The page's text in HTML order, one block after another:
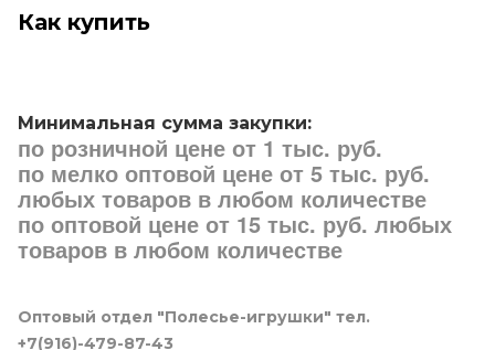
Как купить
Минимальная сумма закупки:
по розничной цене от 1 тыс. руб.
по мелко оптовой цене от 5 тыс. руб.
любых товаров в любом количестве
по оптовой цене от 15 тыс. руб. любых
товаров в любом количестве
Оптовый отдел "Полесье-игрушки" тел.
+7(916)-479-87-43